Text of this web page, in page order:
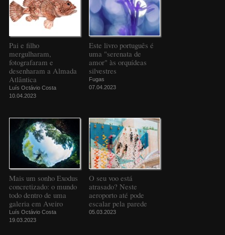
Pai e filho
mergulharam,
fotografaram e
desenharam a Almada
Atlântica
Luís Octávio Costa
10.04.2023
Este livro português é
uma "serenata de
amor" às orquídeas
silvestres
Fugas
07.04.2023
Mais um sonho Exodus
concretizado: o mundo
todo dentro de uma
galeria em Aveiro
Luís Octávio Costa
19.03.2023
O seu voo está
atrasado? Neste
aeroporto até pode
escalar pela parede
05.03.2023